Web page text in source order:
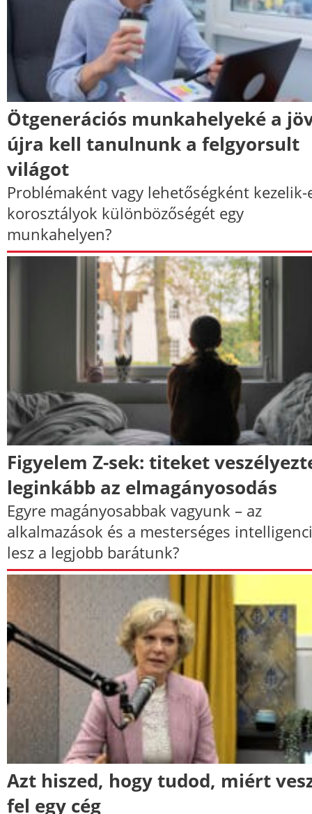
Ötgenerációs munkahelyeké a
újra kell tanulnunk a felgyorsult
világot
Problémaként vagy lehetőségként kezelik-
korosztályok különbözőségét egy
munkahelyen?
Figyelem Z-sek: titeket
leginkább az elmagányosodás
Egyre magányosabbak vagyunk – az
alkalmazások és a mesterséges
lesz a legjobb barátunk?
Azt hiszed, hogy tudod, miért
fel egy cég